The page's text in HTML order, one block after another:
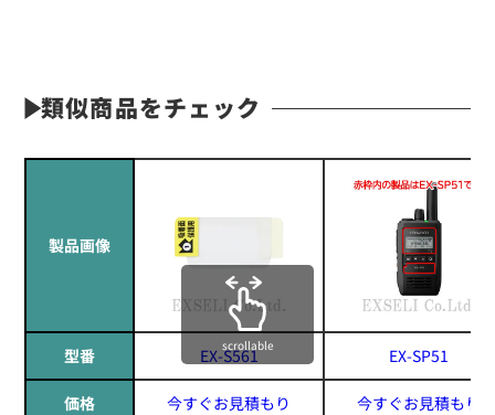
類似商品をチェック
製品画像
型番 EX-S561 EX-SP51
価格 今すぐお見積もり 今すぐお見積もり
scrollable